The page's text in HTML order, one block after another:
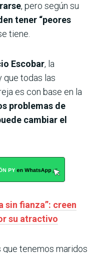
, pero según su
tener “peores
tiene.
Escobar, la
que todas las
es con base en la
problemas de
cambiar el
sin fianza”: creen
su atractivo
que tenemos maridos